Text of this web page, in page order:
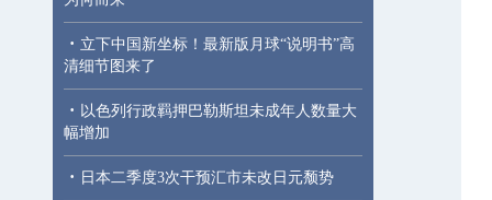
· 立下中国新坐标！最新版月球“说明书”高
清细节图来了
· 以色列行政羁押巴勒斯坦未成年人数量大
幅增加
· 日本二季度3次干预汇市未改日元颓势